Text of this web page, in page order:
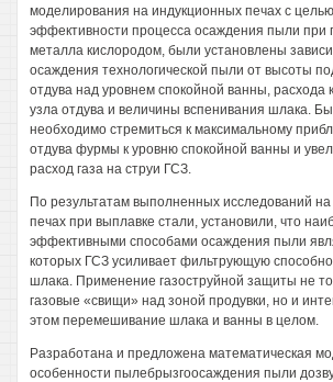
моделирования на индукционных печах с
эффективности процесса осаждения пыли при
металла кислородом, были установлены
осаждения технологической пыли от высоты
отдува над уровнем спокойной ванны, расхода
узла отдува и величины вспенивания шлака.
необходимо стремиться к максимальному
отдува фурмы к уровню спокойной ванны и
расход газа на струи ГСЗ.
По результатам выполненных исследований
печах при выплавке стали, установили, что
эффективными способами осаждения пыли
которых ГСЗ усиливает фильтрующую
шлака. Применение газоструйной защиты не
газовые «свищи» над зоной продувки, но и
этом перемешивание шлака и ванны в целом.
Разработана и предложена математическая
особенности пылебрызгоосаждения пыли